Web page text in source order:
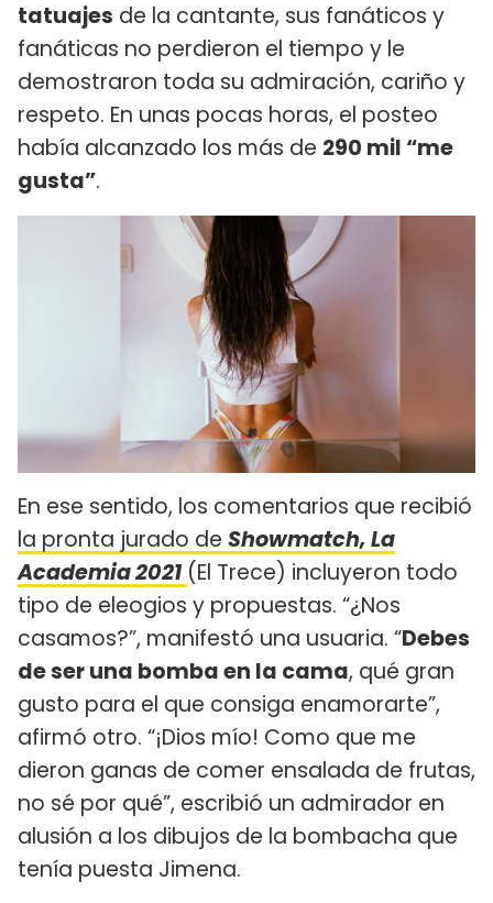
tatuajes de la cantante, sus fanáticos y
fanáticas no perdieron el tiempo y le
demostraron toda su admiración, cariño y
respeto. En unas pocas horas, el posteo
había alcanzado los más de 290 mil “me
gusta”.
En ese sentido, los comentarios que recibió
la pronta jurado de Showmatch, La
Academia 2021 (El Trece) incluyeron todo
tipo de eleogios y propuestas. “¿Nos
casamos?”, manifestó una usuaria. “Debes
de ser una bomba en la cama, qué gran
gusto para el que consiga enamorarte”,
afirmó otro. “¡Dios mío! Como que me
dieron ganas de comer ensalada de frutas,
no sé por qué”, escribió un admirador en
alusión a los dibujos de la bombacha que
tenía puesta Jimena.